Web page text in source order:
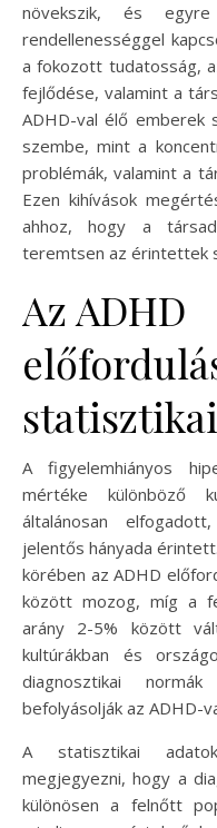
növekszik, és
rendellenességgel
a fokozott tudatosság,
fejlődése, valamint a
ADHD-val élő emberek
szembe, mint a
problémák, valamint a
Ezen kihívások
ahhoz, hogy a
teremtsen az érintettek
Az ADHD
A figyelemhiányos
mértéke különböző
általánosan
jelentős hányada
körében az ADHD
között mozog, míg a
arány 2-5% között
kultúrákban és
diagnosztikai
befolyásolják az ADHD-
A statisztikai
megjegyezni, hogy a
különösen a felnőtt